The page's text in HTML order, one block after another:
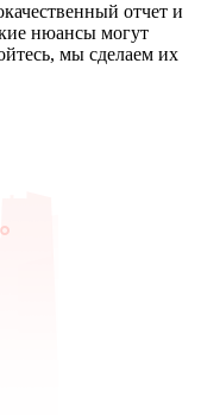
отчет и
нюансы могут
мы сделаем их